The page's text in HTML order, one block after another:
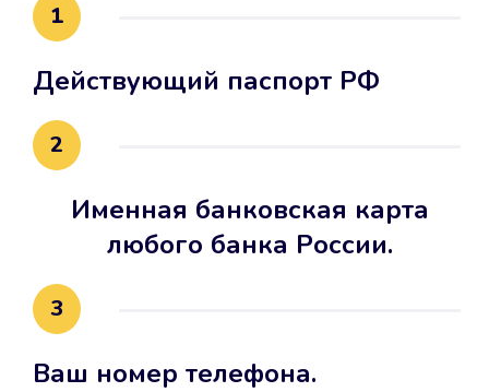
1
Действующий паспорт РФ
2
Именная банковская карта
любого банка России.
3
Ваш номер телефона.